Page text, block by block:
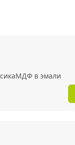
МДФ в эмали